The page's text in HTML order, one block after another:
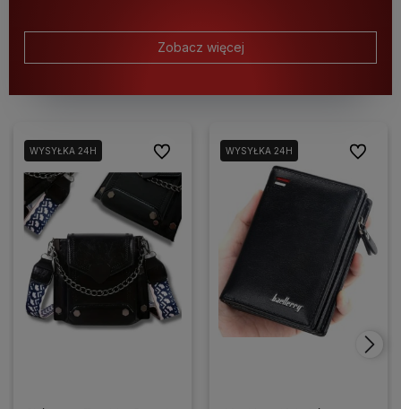
Zobacz więcej
WYSYŁKA 24H Do ulubionychWYSYŁKA 24H Do